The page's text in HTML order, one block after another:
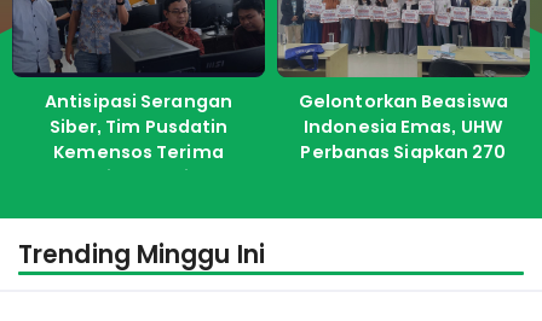
Antisipasi Serangan
Siber, Tim Pusdatin
Kemensos Terima
Pelatihan dari ITS
Gelontorkan Beasiswa
Indonesia Emas, UHW
Perbanas Siapkan 270
Trending Minggu Ini